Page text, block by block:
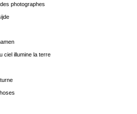
photographes
ciel illumine la terre